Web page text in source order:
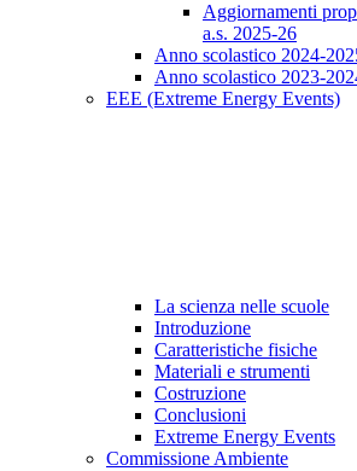
Aggiornamenti
a.s. 2025-26
Anno scolastico 2024-
Anno scolastico 2023-
EEE (Extreme Energy Events)
La scienza nelle scuole
Introduzione
Caratteristiche fisiche
Materiali e strumenti
Costruzione
Conclusioni
Extreme Energy Events
Commissione Ambiente